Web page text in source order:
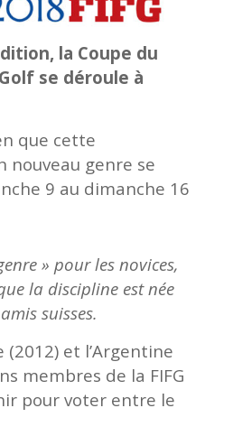
la Coupe du
se déroule à
que cette
nouveau genre se
9 au dimanche 16
» pour les novices,
la discipline est née
suisses.
et l’Argentine
membres de la FIFG
pour voter entre le